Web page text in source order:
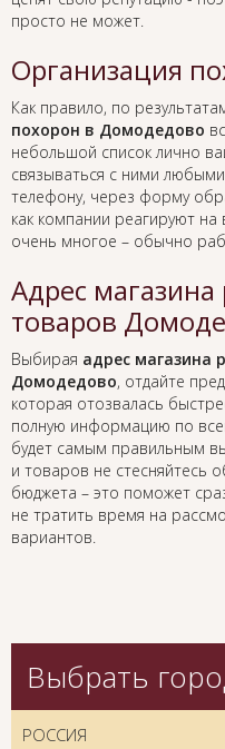
просто не может.
Организация
Как правило, по
похорон в Домодедово
небольшой список лично
связываться с ними
телефону, через форму
как компании реагируют
очень многое – обычно
Адрес
товаров
Выбирая адрес магазина
Домодедово, отдайте
которая отозвалась
полную информацию по
будет самым правильным
и товаров не стесняйтесь
бюджета – это поможет
не тратить время на
вариантов.
Выбрать
РОССИЯ